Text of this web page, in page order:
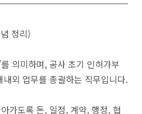
정리)
의미하며, 공사 초기 인허가부
외 업무를 총괄하는 직무입니다.
가도록 돈, 일정, 계약, 행정, 협